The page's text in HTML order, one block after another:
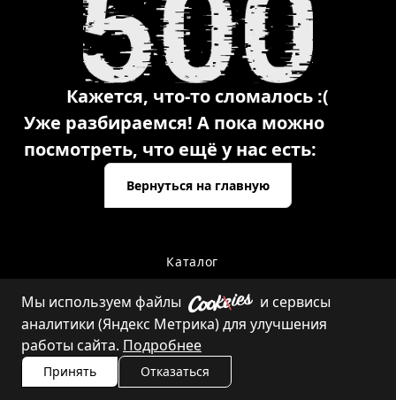
Кажется, что-то сломалось :(
Уже разбираемся! А пока можно
посмотреть, что ещё у нас есть:
Вернуться на главную
Каталог
Контакты
Мы используем файлы
и сервисы
аналитики (Яндекс Метрика) для улучшения
работы сайта. Подробнее
Принять Отказаться